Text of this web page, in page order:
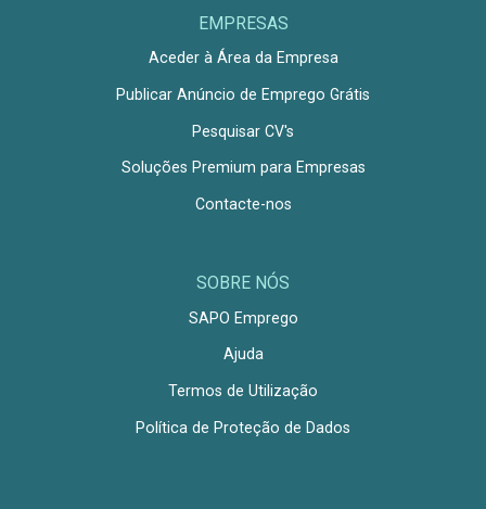
EMPRESAS
Aceder à Área da Empresa
Publicar Anúncio de Emprego Grátis
Pesquisar CV's
Soluções Premium para Empresas
Contacte-nos
SOBRE NÓS
SAPO Emprego
Ajuda
Termos de Utilização
Política de Proteção de Dados